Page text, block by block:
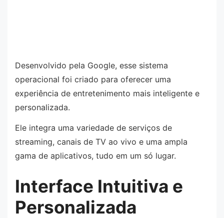
Desenvolvido pela Google, esse sistema
operacional foi criado para oferecer uma
experiência de entretenimento mais inteligente e
personalizada.
Ele integra uma variedade de serviços de
streaming, canais de TV ao vivo e uma ampla
gama de aplicativos, tudo em um só lugar.
Interface Intuitiva e
Personalizada